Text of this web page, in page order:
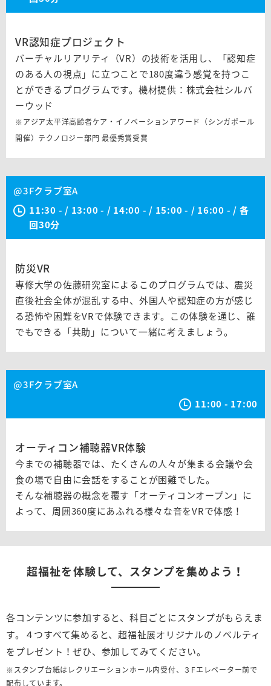
VR認知症プロジェクト
バーチャルリアリティ（VR）の技術を活用し、「認知症
のある人の視点」に立つことで180度違う感覚を持つこ
とができるプログラムです。機材提供：株式会社シルバ
ーウッド
※アジア太平洋高齢者ケア・イノベーションアワード（シンガポール
開催）テクノロジー部門 最優秀賞受賞
@3Fクラブ室A
11:30 - / 13:00 - / 14:00 - / 15:00 - / 16:00 - / 各
回30分
防災VR
専修大学の佐藤研究室によるこのプログラムでは、震災
直後社会全体が混乱する中、外国人や認知症の方が感じ
る恐怖や困難をVRで体験できます。この体験を通じ、誰
でもできる「共助」について一緒に考えましょう。
@3Fクラブ室A
11:00 - 17:00
オーティコン補聴器VR体験
今までの補聴器では、たくさんの人々が集まる会議や会
食の場で自由に会話をすることが困難でした。
そんな補聴器の概念を覆す「オーティコンオープン」に
よって、周囲360度にあふれる様々な音をVRで体感！
超福祉を体験して、スタンプを集めよう！
各コンテンツに参加すると、科目ごとにスタンプがもらえま
す。４つすべて集めると、超福祉展オリジナルのノベルティ
をプレゼント！ぜひ、参加してみてください。
※スタンプ台紙はレクリエーションホール内受付、３Fエレベーター前で
配布しています。